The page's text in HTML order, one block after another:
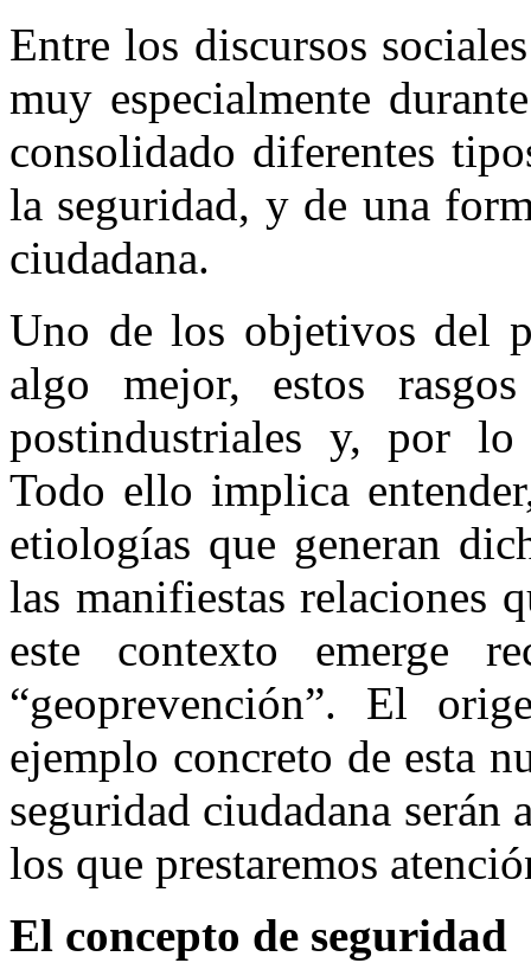
Entre los discursos
muy especialmente
consolidado diferentes
la seguridad, y de una
ciudadana.
Uno de los objetivos del
algo mejor, estos
postindustriales y, por lo
Todo ello implica
etiologías que generan
las manifiestas relaciones
este contexto emerge
“geoprevención”. El
ejemplo concreto de esta
seguridad ciudadana serán
los que prestaremos
El concepto de seguridad